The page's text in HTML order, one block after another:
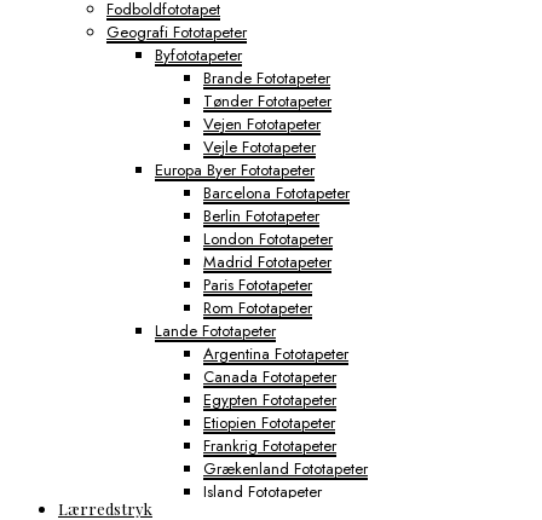
Fodboldfototapet
Geografi Fototapeter
Byfototapeter
Brande Fototapeter
Tønder Fototapeter
Vejen Fototapeter
Vejle Fototapeter
Europa Byer Fototapeter
Barcelona Fototapeter
Berlin Fototapeter
London Fototapeter
Madrid Fototapeter
Paris Fototapeter
Rom Fototapeter
Lande Fototapeter
Argentina Fototapeter
Canada Fototapeter
Egypten Fototapeter
Etiopien Fototapeter
Frankrig Fototapeter
Grækenland Fototapeter
Island Fototapeter
Lærredstryk